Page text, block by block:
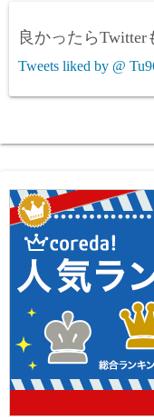
良かったらTwitter
Tweets liked by @